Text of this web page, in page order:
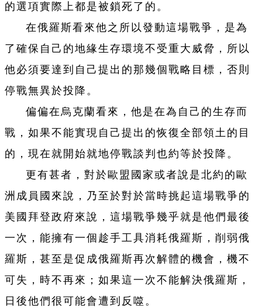
的選項實際上都是被鎖死了的。
在俄羅斯看來他之所以發動這場戰爭，是為
了確保自己的地緣生存環境不受重大威脅，所以
他必須要達到自己提出的那幾個戰略目標，否則
停戰無異於投降。
偏偏在烏克蘭看來，他是在為自己的生存而
戰，如果不能實現自己提出的恢復全部領土的目
的，現在就開始就地停戰談判也約等於投降。
更有甚者，對於歐盟國家或者說是北約的歐
洲成員國來說，乃至於對於當時挑起這場戰爭的
美國拜登政府來說，這場戰爭幾乎就是他們最後
一次，能擁有一個趁手工具消耗俄羅斯，削弱俄
羅斯，甚至是促成俄羅斯再次解體的機會，機不
可失，時不再來；如果這一次不能解決俄羅斯，
日後他們很可能會遭到反噬。